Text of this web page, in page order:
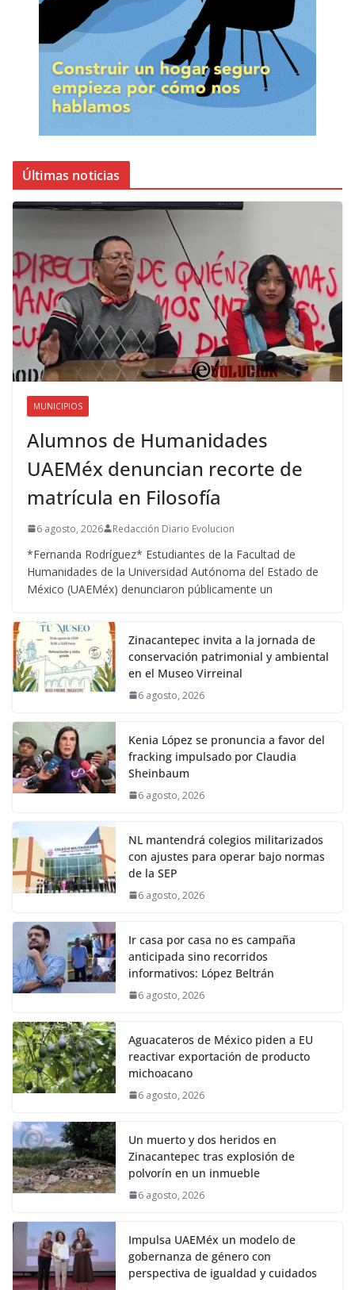
Últimas noticias
MUNICIPIOS
Alumnos de Humanidades
UAEMéx denuncian recorte de
matrícula en Filosofía
6 agosto, 2026 Redacción Diario Evolucion
*Fernanda Rodríguez* Estudiantes de la Facultad de
Humanidades de la Universidad Autónoma del Estado de
México (UAEMéx) denunciaron públicamente un
Zinacantepec invita a la jornada de
conservación patrimonial y ambiental
en el Museo Virreinal
6 agosto, 2026
Kenia López se pronuncia a favor del
fracking impulsado por Claudia
Sheinbaum
6 agosto, 2026
NL mantendrá colegios militarizados
con ajustes para operar bajo normas
de la SEP
6 agosto, 2026
Ir casa por casa no es campaña
anticipada sino recorridos
informativos: López Beltrán
6 agosto, 2026
Aguacateros de México piden a EU
reactivar exportación de producto
michoacano
6 agosto, 2026
Un muerto y dos heridos en
Zinacantepec tras explosión de
polvorín en un inmueble
6 agosto, 2026
Impulsa UAEMéx un modelo de
gobernanza de género con
perspectiva de igualdad y cuidados